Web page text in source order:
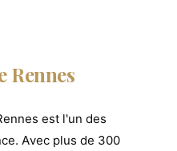
Rennes
est l'un des
Avec plus de 300